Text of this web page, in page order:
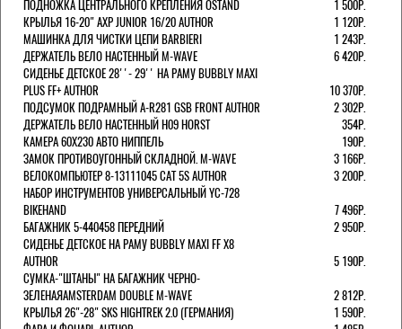
ПОДНОЖКА ЦЕНТРАЛЬНОГО КРЕПЛЕНИЯ OSTAND
1 500Р.
КРЫЛЬЯ 16-20" AXP JUNIOR 16/20 AUTHOR
1 120Р.
МАШИНКА ДЛЯ ЧИСТКИ ЦЕПИ BARBIERI
1 243Р.
ДЕРЖАТЕЛЬ ВЕЛО НАСТЕННЫЙ M-WAVE
6 420Р.
СИДЕНЬЕ ДЕТСКОЕ 28''- 29'' НА РАМУ BUBBLY MAXI
PLUS FF+ AUTHOR
10 370Р.
ПОДСУМОК ПОДРАМНЫЙ A-R281 GSB FRONT AUTHOR
2 302Р.
ДЕРЖАТЕЛЬ ВЕЛО НАСТЕННЫЙ H09 HORST
354Р.
КАМЕРА 60X230 АВТО НИППЕЛЬ
190Р.
ЗАМОК ПРОТИВОУГОННЫЙ СКЛАДНОЙ. M-WAVE
3 166Р.
ВЕЛОКОМПЬЮТЕР 8-13111045 CAT 5S AUTHOR
3 200Р.
НАБОР ИНСТРУМЕНТОВ УНИВЕРСАЛЬНЫЙ YC-728
BIKEHAND
7 496Р.
БАГАЖНИК 5-440458 ПЕРЕДНИЙ
2 950Р.
СИДЕНЬЕ ДЕТСКОЕ НА РАМУ BUBBLY MAXI FF X8
AUTHOR
5 190Р.
СУМКА-"ШТАНЫ" НА БАГАЖНИК ЧЕРНО-
ЗЕЛЕНАЯAMSTERDAM DOUBLE M-WAVE
2 812Р.
КРЫЛЬЯ 26"-28" SKS HIGHTREK 2.0 (ГЕРМАНИЯ)
1 590Р.